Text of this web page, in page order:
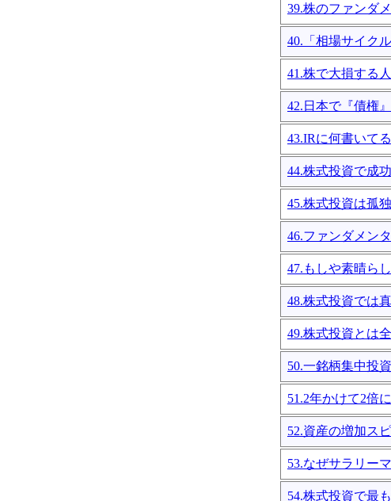
39.株のファンダ
40.「相場サイク
41.株で大損する
42.日本で『債権
43.IRに何書いて
44.株式投資で成
45.株式投資は孤
46.ファンダメン
47.もしや素晴ら
48.株式投資では
49.株式投資とは
50.一銘柄集中投
51.2年かけて2倍
52.資産の増加ス
53.なぜサラリー
54.株式投資で最